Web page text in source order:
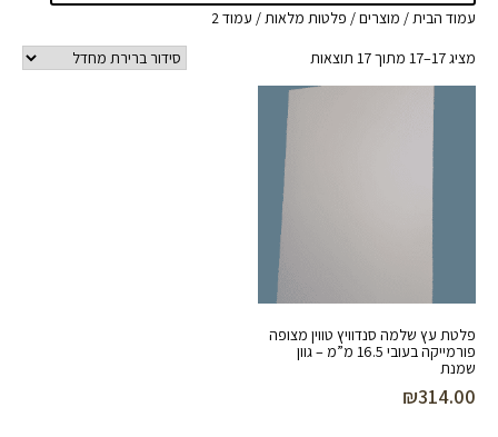
עמוד הבית/ מוצרים/ פלטות מלאות/ עמוד 2
מציג 17–17 מתוך 17 תוצאות
פלטת עץ שלמה סנדוויץ טווין מצופה
פורמייקה בעובי 16.5 מ”מ – גוון
שמנת
₪314.00